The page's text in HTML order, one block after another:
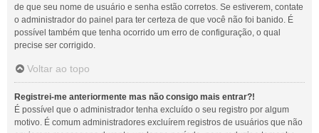
de que seu nome de usuário e senha estão corretos. Se estiverem, contate
o administrador do painel para ter certeza de que você não foi banido. É
possível também que tenha ocorrido um erro de configuração, o qual
precise ser corrigido.
Voltar ao topo
Registrei-me anteriormente mas não consigo mais entrar?!
É possível que o administrador tenha excluído o seu registro por algum
motivo. É comum administradores excluírem registros de usuários que não